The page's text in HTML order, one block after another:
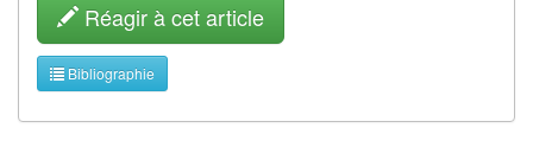
Réagir à cet article
Bibliographie